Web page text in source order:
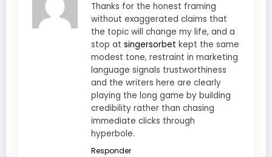
Thanks for the honest framing
without exaggerated claims that
the topic will change my life, and a
stop at singersorbet kept the same
modest tone, restraint in marketing
language signals trustworthiness
and the writers here are clearly
playing the long game by building
credibility rather than chasing
immediate clicks through
hyperbole.
Responder